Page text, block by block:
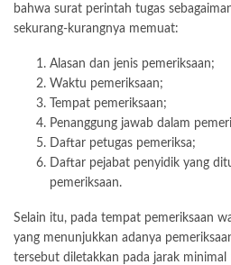
bahwa surat perintah tugas
sekurang-kurangnya memuat:
Alasan dan jenis pemeriksaan;
Waktu pemeriksaan;
Tempat pemeriksaan;
Penanggung jawab dalam
Daftar petugas pemeriksa;
Daftar pejabat penyidik yang
pemeriksaan.
Selain itu, pada tempat pemeriksaan
yang menunjukkan adanya
tersebut diletakkan pada jarak minimal